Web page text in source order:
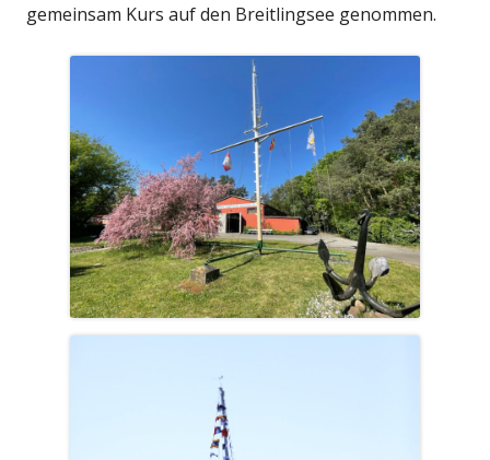
gemeinsam Kurs auf den Breitlingsee genommen.